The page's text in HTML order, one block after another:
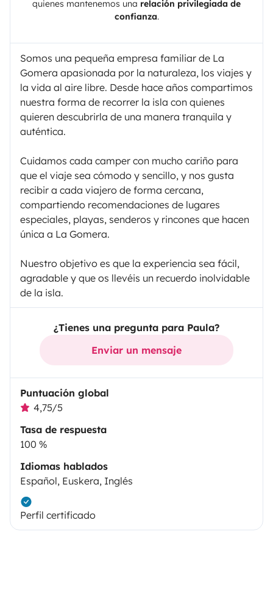
quienes mantenemos una relación privilegiada de
confianza.
Somos una pequeña empresa familiar de La
Gomera apasionada por la naturaleza, los viajes y
la vida al aire libre. Desde hace años compartimos
nuestra forma de recorrer la isla con quienes
quieren descubrirla de una manera tranquila y
auténtica.
Cuidamos cada camper con mucho cariño para
que el viaje sea cómodo y sencillo, y nos gusta
recibir a cada viajero de forma cercana,
compartiendo recomendaciones de lugares
especiales, playas, senderos y rincones que hacen
única a La Gomera.
Nuestro objetivo es que la experiencia sea fácil,
agradable y que os llevéis un recuerdo inolvidable
de la isla.
¿Tienes una pregunta para Paula?
Enviar un mensaje
Puntuación global
4,75/5
Tasa de respuesta
100 %
Idiomas hablados
Español, Euskera, Inglés
Perfil certificado